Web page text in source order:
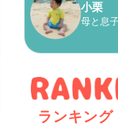
小栗
母と息
ランキング